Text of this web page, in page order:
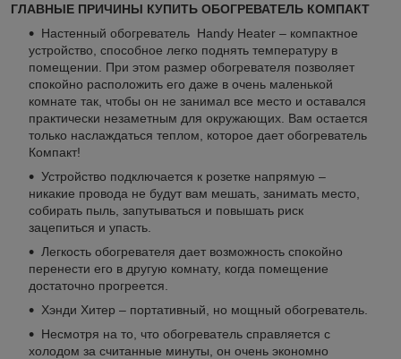
ГЛАВНЫЕ ПРИЧИНЫ КУПИТЬ ОБОГРЕВАТЕЛЬ КОМПАКТ
Настенный обогреватель Handy Heater – компактное
устройство, способное легко поднять температуру в
помещении. При этом размер обогревателя позволяет
спокойно расположить его даже в очень маленькой
комнате так, чтобы он не занимал все место и оставался
практически незаметным для окружающих. Вам остается
только наслаждаться теплом, которое дает обогреватель
Компакт!
Устройство подключается к розетке напрямую –
никакие провода не будут вам мешать, занимать место,
собирать пыль, запутываться и повышать риск
зацепиться и упасть.
Легкость обогревателя дает возможность спокойно
перенести его в другую комнату, когда помещение
достаточно прогреется.
Хэнди Хитер – портативный, но мощный обогреватель.
Несмотря на то, что обогреватель справляется с
холодом за считанные минуты, он очень экономно